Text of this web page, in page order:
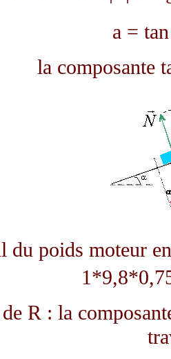
a =
la composante
du poids moteur
R : la